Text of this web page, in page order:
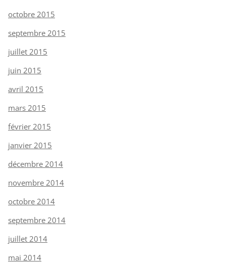
octobre 2015
septembre 2015
juillet 2015
juin 2015
avril 2015
mars 2015
février 2015
janvier 2015
décembre 2014
novembre 2014
octobre 2014
septembre 2014
juillet 2014
mai 2014